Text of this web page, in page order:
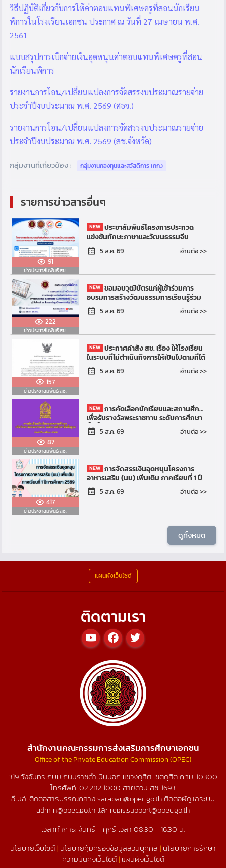
วิธีปฏิบัติเกี่ยวกับการให้ค่าตอบแทนพิเศษครูที่สอนนักเรียน
พิการในโรงเรียนเอกชน ประกาศ ณ วันที่ 27 เมษายน พ.ศ.
2561
แบบสรุปการเบิกจ่ายเงินอุดหนุนค่าตอบแทนพิเศษครูที่สอน
นักเรียนพิการ
รายงานการโอน/เปลี่ยนแปลงการจัดสรรงบประมาณรายจ่าย
ประจำปีงบประมาณ พ.ศ. 2569 (ศธจ.)
รายงานการโอน/เปลี่ยนแปลงการจัดสรรงบประมาณรายจ่าย
ประจำปีงบประมาณ พ.ศ. 2569 (สช.จังหวัด)
กลุ่มงานที่เกี่ยวข้อง : กลุ่มงานกองทุนและสวัสดิการ (กก.)
รายการข่าวสารอื่นๆ
91
ข่าวประชาสัมพันธ์ สช.
ประชาสัมพันธ์โครงการประกวด
แข่งขันทักษะภาษาและวัฒนธรรมจีน
โรงเรียนภาคีเครือข่าย MOU และ JTC และ
พันธมิตรทางการศึกษา ประจำป...
5 ส.ค. 69 อ่านต่อ >>
222
ข่าวประชาสัมพันธ์ สช.
ขอมอบวุฒิบัตรแก่ผู้เข้าร่วมการ
อบรมการสร้างวัฒนธรรมการเรียนรู้ร่วม
กันในสถานศึกษาจาก Professional
Learning Community (PLC)...
5 ส.ค. 69 อ่านต่อ >>
157
ข่าวประชาสัมพันธ์ สช.
ประกาศคำสั่ง สช. เรื่อง ให้โรงเรียน
ในระบบที่ไม่ดำเนินกิจการให้เป็นไปตามที่ได้
รับอนุญาต อยู่ในความควบคุมของ
สำนักงานคณะกรร...
5 ส.ค. 69 อ่านต่อ >>
87
ข่าวประชาสัมพันธ์ สช.
การคัดเลือกนักเรียนและสถานศึกษา
เพื่อรับรางวัลพระราชทาน ระดับการศึกษา
ขั้นพื้นฐาน ประจำปีการศึกษา 2569
5 ส.ค. 69 อ่านต่อ >>
417
ข่าวประชาสัมพันธ์ สช.
การจัดสรรเงินอุดหนุนโครงการ
อาหารเสริม (นม) เพิ่มเติม ภาคเรียนที่ 1 ปี
การศึกษา 2569
5 ส.ค. 69 อ่านต่อ >>
ดูทั้งหมด
แผนผังเว็บไซต์
ติดตามเรา
สำนักงานคณะกรรมการส่งเสริมการศึกษาเอกชน
Office of the Private Education Commission (OPEC)
319 วังจันทรเกษม ถนนราชดำเนินนอก แขวงดุสิต เขตดุสิต กทม. 10300
โทรศัพท์:02 282 1000 สายด่วน สช.1693
อีเมล์: ติดต่อสารบรรณกลาง saraban@opec.go.th ติดต่อผู้ดูแลระบบ
admin@opec.go.th และ regis.support@opec.go.th
เวลาทำการ: จันทร์ - ศุกร์ เวลา 08.30 - 16.30 น.
นโยบายเว็บไซต์| นโยบายคุ้มครองข้อมูลส่วนบุคคล | นโยบายการรักษา
ความมั่นคงเว็บไซต์| แผนผังเว็บไซต์